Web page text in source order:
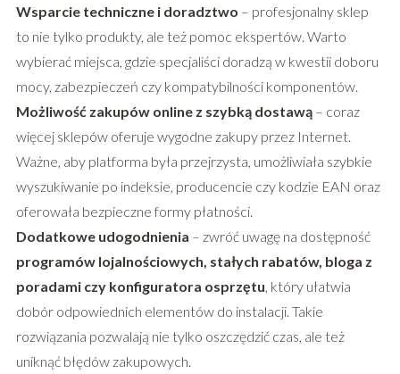
Wsparcie techniczne i doradztwo – profesjonalny sklep
to nie tylko produkty, ale też pomoc ekspertów. Warto
wybierać miejsca, gdzie specjaliści doradzą w kwestii doboru
mocy, zabezpieczeń czy kompatybilności komponentów.
Możliwość zakupów online z szybką dostawą– coraz
więcej sklepów oferuje wygodne zakupy przez Internet.
Ważne, aby platforma była przejrzysta, umożliwiała szybkie
wyszukiwanie po indeksie, producencie czy kodzie EAN oraz
oferowała bezpieczne formy płatności.
Dodatkowe udogodnienia – zwróć uwagę na dostępność
programów lojalnościowych, stałych rabatów, bloga z
poradami czy konfiguratora osprzętu, który ułatwia
dobór odpowiednich elementów do instalacji. Takie
rozwiązania pozwalają nie tylko oszczędzić czas, ale też
uniknąć błędów zakupowych.